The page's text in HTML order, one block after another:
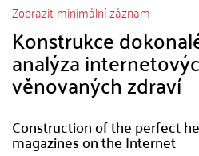
Zobrazit minimální záznam
Konstrukce
analýza
věnovaných zdraví
Construction of the perfect
magazines on the Internet